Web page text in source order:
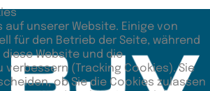
auf unserer Website. Einige von
für den Betrieb der Seite, während
Website und die
verbessern (Tracking Cookies). Sie
ob Sie die Cookies zulassen